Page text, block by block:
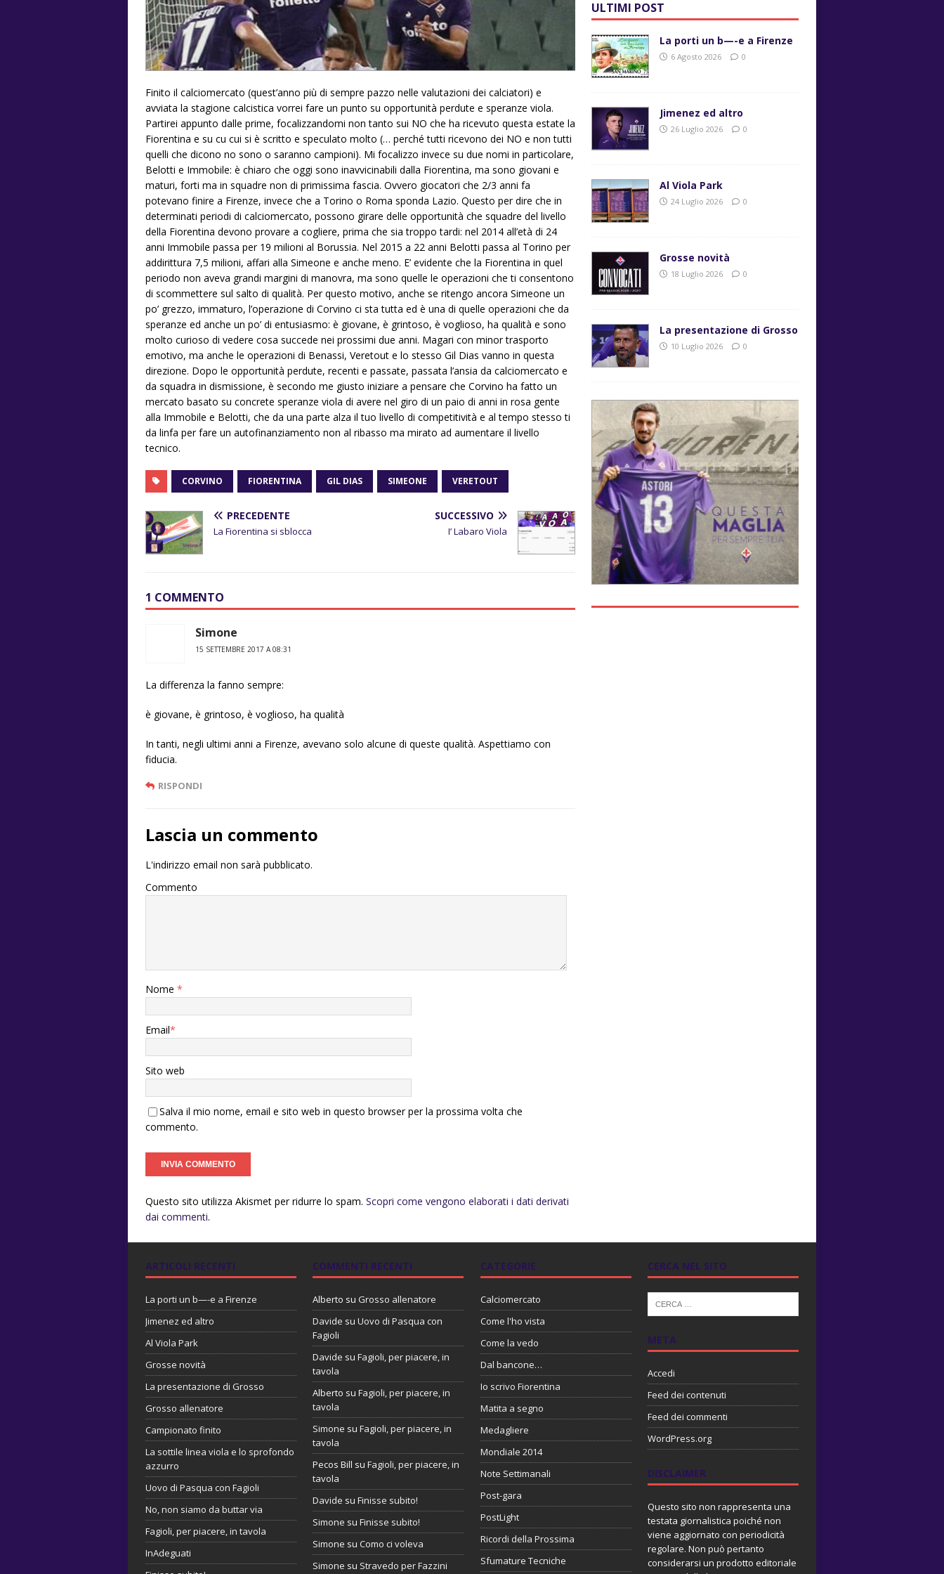
Finito il calciomercato (quest’anno più di sempre pazzo nelle valutazioni dei calciatori) e
avviata la stagione calcistica vorrei fare un punto su opportunità perdute e speranze viola.
Partirei appunto dalle prime, focalizzandomi non tanto sui NO che ha ricevuto questa estate la
Fiorentina e su cu cui si è scritto e speculato molto (… perché tutti ricevono dei NO e non tutti
quelli che dicono no sono o saranno campioni). Mi focalizzo invece su due nomi in particolare,
Belotti e Immobile: è chiaro che oggi sono inavvicinabili dalla Fiorentina, ma sono giovani e
maturi, forti ma in squadre non di primissima fascia. Ovvero giocatori che 2/3 anni fa
potevano finire a Firenze, invece che a Torino o Roma sponda Lazio. Questo per dire che in
determinati periodi di calciomercato, possono girare delle opportunità che squadre del livello
della Fiorentina devono provare a cogliere, prima che sia troppo tardi: nel 2014 all’età di 24
anni Immobile passa per 19 milioni al Borussia. Nel 2015 a 22 anni Belotti passa al Torino per
addirittura 7,5 milioni, affari alla Simeone e anche meno. E’ evidente che la Fiorentina in quel
periodo non aveva grandi margini di manovra, ma sono quelle le operazioni che ti consentono
di scommettere sul salto di qualità. Per questo motivo, anche se ritengo ancora Simeone un
po’ grezzo, immaturo, l’operazione di Corvino ci sta tutta ed è una di quelle operazioni che da
speranze ed anche un po’ di entusiasmo: è giovane, è grintoso, è voglioso, ha qualità e sono
molto curioso di vedere cosa succede nei prossimi due anni. Magari con minor trasporto
emotivo, ma anche le operazioni di Benassi, Veretout e lo stesso Gil Dias vanno in questa
direzione. Dopo le opportunità perdute, recenti e passate, passata l’ansia da calciomercato e
da squadra in dismissione, è secondo me giusto iniziare a pensare che Corvino ha fatto un
mercato basato su concrete speranze viola di avere nel giro di un paio di anni in rosa gente
alla Immobile e Belotti, che da una parte alza il tuo livello di competitività e al tempo stesso ti
da linfa per fare un autofinanziamento non al ribasso ma mirato ad aumentare il livello
tecnico.
CORVINO FIORENTINA GIL DIAS SIMEONE VERETOUT
PRECEDENTE
La Fiorentina si sblocca
SUCCESSIVO
I’ Labaro Viola
1 COMMENTO
Simone
15 SETTEMBRE 2017 A 08:31
La differenza la fanno sempre:
è giovane, è grintoso, è voglioso, ha qualità
In tanti, negli ultimi anni a Firenze, avevano solo alcune di queste qualità. Aspettiamo con
fiducia.
RISPONDI
Lascia un commento
L'indirizzo email non sarà pubblicato.
Commento
Nome *
Email*
Sito web
Salva il mio nome, email e sito web in questo browser per la prossima volta che
commento.
Questo sito utilizza Akismet per ridurre lo spam. Scopri come vengono elaborati i dati derivati
dai commenti.
ULTIMI POST
La porti un b—-e a Firenze
6 Agosto 2026 0
Jimenez ed altro
26 Luglio 2026 0
Al Viola Park
24 Luglio 2026 0
Grosse novità
18 Luglio 2026 0
La presentazione di Grosso
10 Luglio 2026 0
ARTICOLI RECENTI
La porti un b—-e a Firenze
Jimenez ed altro
Al Viola Park
Grosse novità
La presentazione di Grosso
Grosso allenatore
Campionato finito
La sottile linea viola e lo sprofondo
azzurro
Uovo di Pasqua con Fagioli
No, non siamo da buttar via
Fagioli, per piacere, in tavola
InAdeguati
COMMENTI RECENTI
Alberto su Grosso allenatore
Davide suUovo di Pasqua con
Fagioli
Davide suFagioli, per piacere, in
tavola
Alberto suFagioli, per piacere, in
tavola
Simone suFagioli, per piacere, in
tavola
Pecos Bill suFagioli, per piacere, in
tavola
Davide suFinisse subito!
Simone suFinisse subito!
Simone suComo ci voleva
Simone su Stravedo per Fazzini
CATEGORIE
Calciomercato
Come l'ho vista
Come la vedo
Dal bancone…
Io scrivo Fiorentina
Matita a segno
Medagliere
Mondiale 2014
Note Settimanali
Post-gara
PostLight
Ricordi della Prossima
Sfumature Tecniche
CERCA NEL SITO
META
Accedi
Feed dei contenuti
Feed dei commenti
WordPress.org
DISCLAIMER
Questo sito non rappresenta una
testata giornalistica poiché non
viene aggiornato con periodicità
regolare. Non può pertanto
considerarsi un prodotto editoriale